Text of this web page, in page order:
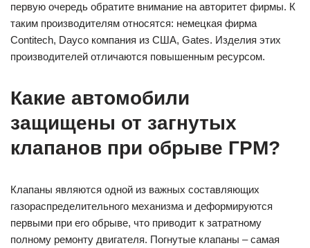
первую очередь обратите внимание на авторитет фирмы. К
таким производителям относятся: немецкая фирма
Contitech, Dayco компания из США, Gates. Изделия этих
производителей отличаются повышенным ресурсом.
Какие автомобили
защищены от загнутых
клапанов при обрыве ГРМ?
Клапаны являются одной из важных составляющих
газораспределительного механизма и деформируются
первыми при его обрыве, что приводит к затратному
полному ремонту двигателя. Погнутые клапаны – самая